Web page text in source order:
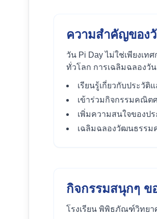
ความสำคัญของ
วัน Pi Day ไม่ใช่เพียงเ
ทั่วโลก การเฉลิมฉลองวั
เรียนรู้เกี่ยวกับประวั
เข้าร่วมกิจกรรมคณิต
เพิ่มความสนใจของป
เฉลิมฉลองวัฒนธรร
กิจกรรมสนุกๆ ข
โรงเรียน พิพิธภัณฑ์วิทยา